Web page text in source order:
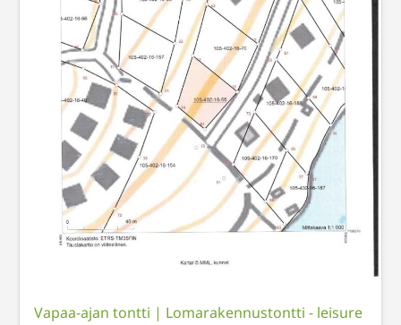
Vapaa-ajan tontti | Lomarakennustontti - leisure